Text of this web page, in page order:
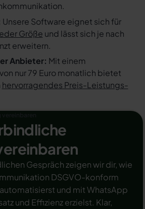
Unsere Software eignet sich für
Größe und lässt sich je nach
erweitern.
Anbieter: Mit einem
nur 79 Euro monatlich bietet
hervorragendes Preis-Leistungs-
Gespräch zeigen wir dir, wie
DSGVO-konform
und mit WhatsApp
und Effizienz erzielst. Klar,